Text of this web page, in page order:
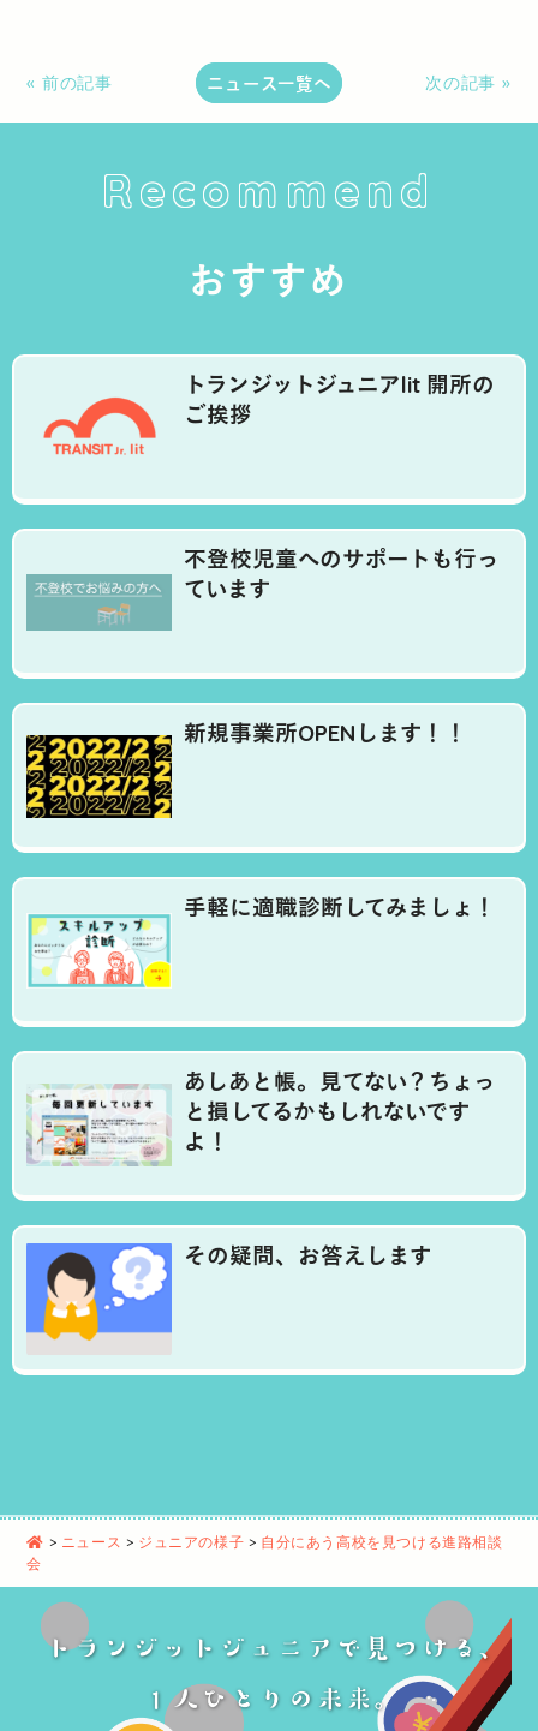
« 前の記事 ニュース一覧へ 次の記事 »
Recommend
おすすめ
トランジットジュニアlit 開所の
ご挨拶
不登校児童へのサポートも行っ
ています
新規事業所OPENします！！
手軽に適職診断してみましょ！
あしあと帳。見てない？ちょっ
と損してるかもしれないです
よ！
その疑問、お答えします
> ニュース > ジュニアの様子 > 自分にあう高校を見つける進路相談
会